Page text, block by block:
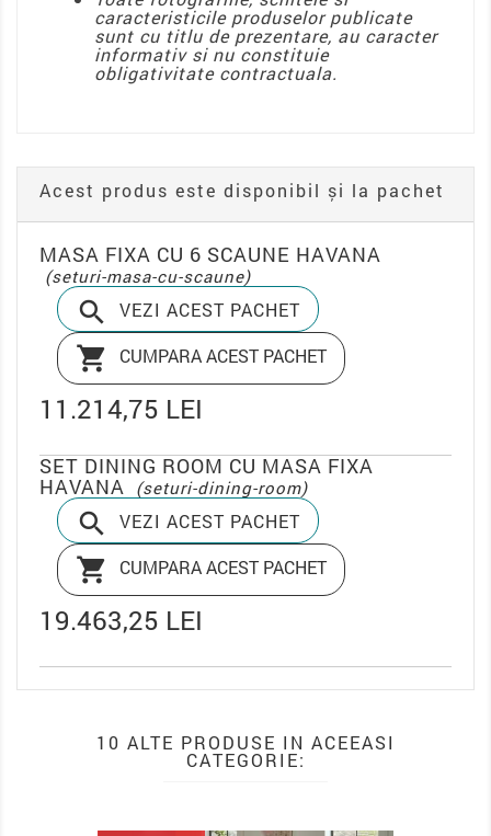
caracteristicile produselor publicate
sunt cu titlu de prezentare, au caracter
informativ si nu constituie
obligativitate contractuala.
Acest produs este disponibil și la pachet
MASA FIXA CU 6 SCAUNE HAVANA
(seturi-masa-cu-scaune)
 VEZI ACEST PACHET
 CUMPARA ACEST PACHET
11.214,75 LEI
SET DINING ROOM CU MASA FIXA
HAVANA (seturi-dining-room)
 VEZI ACEST PACHET
 CUMPARA ACEST PACHET
19.463,25 LEI
10 ALTE PRODUSE IN ACEEASI
CATEGORIE: